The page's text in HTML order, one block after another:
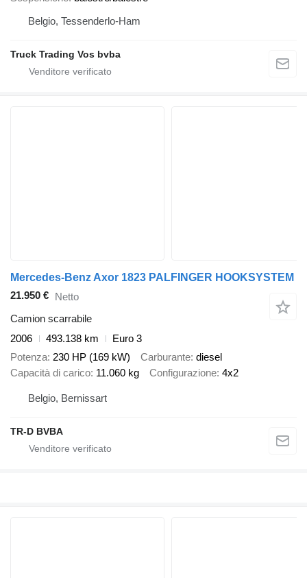
Belgio, Tessenderlo-Ham
Truck Trading Vos bvba
Mercedes-Benz Axor 1823 PALFINGER HOOKSYSTEM
21.950 € Netto
Camion scarrabile
2006
493.138 km
Euro 3
Potenza 230 HP (169 kW) Carburante diesel
Capacità di carico 11.060 kg Configurazione 4x2
Belgio, Bernissart
TR-D BVBA